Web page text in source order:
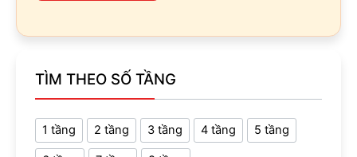
TÌM THEO SỐ TẦNG
1 tầng 2 tầng 3 tầng 4 tầng 5 tầng